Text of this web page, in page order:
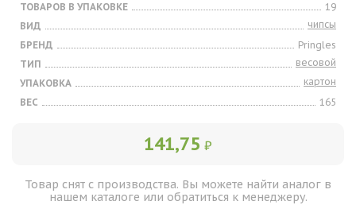
ТОВАРОВ В УПАКОВКЕ
19
ВИД
чипсы
БРЕНД
Pringles
ТИП
весовой
УПАКОВКА
картон
ВЕС
165
141,75 ₽
Товар снят с производства. Вы можете найти аналог в
нашем каталоге или обратиться к менеджеру.